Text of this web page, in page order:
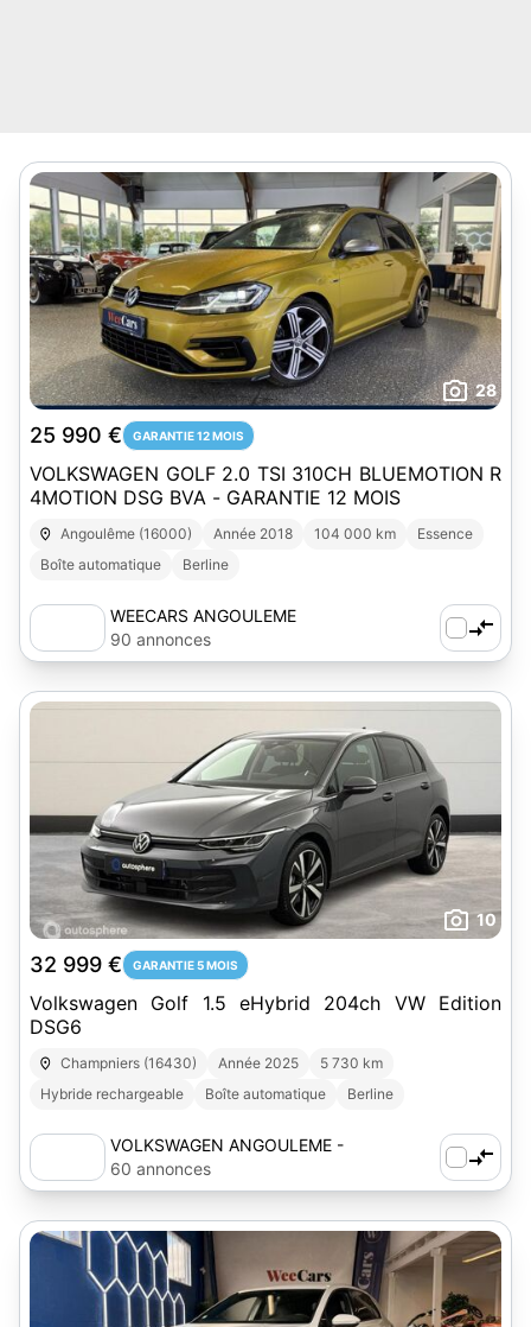
28
25 990 € GARANTIE 12 MOIS
VOLKSWAGEN GOLF 2.0 TSI 310CH BLUEMOTION R
4MOTION DSG BVA - GARANTIE 12 MOIS
Angoulême (16000) Année 2018 104 000 km
Essence
Boîte automatique
Berline
WEECARS ANGOULEME
90 annonces
10
32 999 € GARANTIE 5 MOIS
Volkswagen Golf 1.5 eHybrid 204ch VW Edition
DSG6
Champniers (16430) Année 2025
5 730 km
Hybride rechargeable
Boîte automatique Berline
VOLKSWAGEN ANGOULEME -
AUTOSPHERE
60 annonces